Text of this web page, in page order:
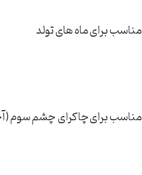
مناسب برای ماه های تولد
مناسب برای چاکرای چشم سوم